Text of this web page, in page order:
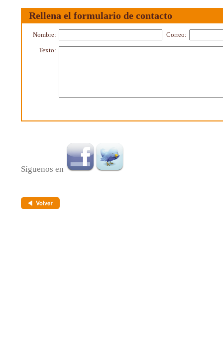
Rellena el formulario de contacto
Nombre: Correo:
Texto:
Síguenos en